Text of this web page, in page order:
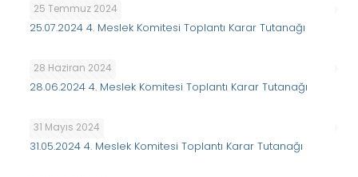
25 Temmuz 2024
25.07.2024 4. Meslek Komitesi Toplantı Karar Tutanağı
28 Haziran 2024
28.06.2024 4. Meslek Komitesi Toplantı Karar Tutanağı
31 Mayıs 2024
31.05.2024 4. Meslek Komitesi Toplantı Karar Tutanağı